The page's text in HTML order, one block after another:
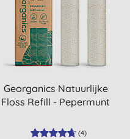
Georganics Natuurlijke
Floss Refill - Pepermunt
(4)